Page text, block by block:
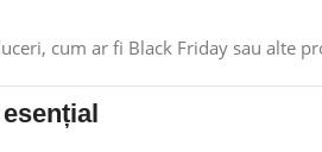
cum ar fi Black Friday sau alte